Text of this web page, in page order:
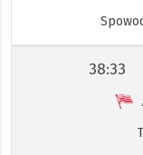
38:33